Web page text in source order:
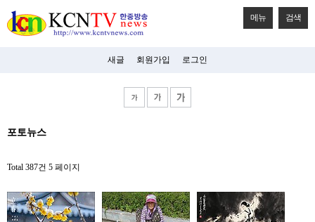
메뉴 검색
새글 회원가입 로그인
알
스
구
입
포토뉴스
Total 387건 5 페이지